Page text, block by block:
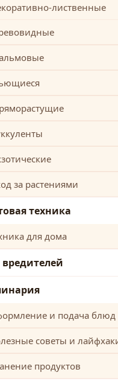
лиственные
за растениями
техника
для дома
вредителей
и подача блюд
советы и
продуктов